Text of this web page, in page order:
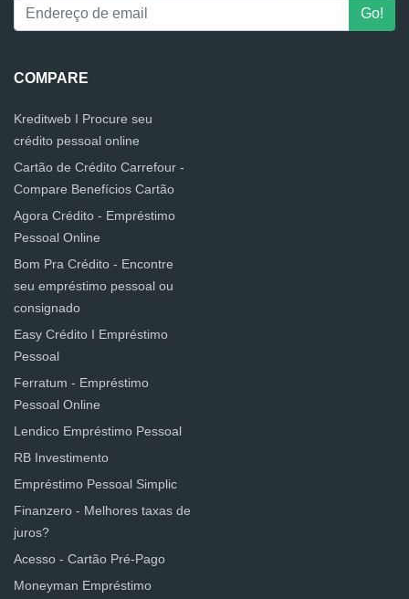
COMPARE
Kreditweb I Procure seu
crédito pessoal online
Cartão de Crédito Carrefour -
Compare Benefícios Cartão
Agora Crédito - Empréstimo
Pessoal Online
Bom Pra Crédito - Encontre
seu empréstimo pessoal ou
consignado
Easy Crédito I Empréstimo
Pessoal
Ferratum - Empréstimo
Pessoal Online
Lendico Empréstimo Pessoal
RB Investimento
Empréstimo Pessoal Simplic
Finanzero - Melhores taxas de
juros?
Acesso - Cartão Pré-Pago
Moneyman Empréstimo